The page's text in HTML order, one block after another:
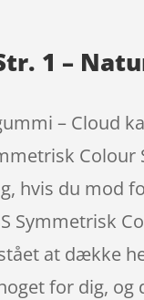
1 –
– Cloud
hvis du mod
Symmetrisk
at dække
for dig,